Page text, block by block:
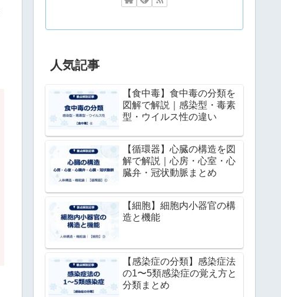
人気記事
【食中毒】食中毒の分類を
図解で解説｜感染型・毒素
型・ウイルス性の違い
【循環器】心臓の構造を図
解で解説｜心房・心室・心
臓弁・冠状動脈まとめ
【細胞】細胞内小器官の構
造と機能
【感染症の分類】感染症法
の1〜5類感染症の覚え方と
分類まとめ